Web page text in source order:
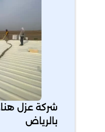
شركة عزل
بالرياض